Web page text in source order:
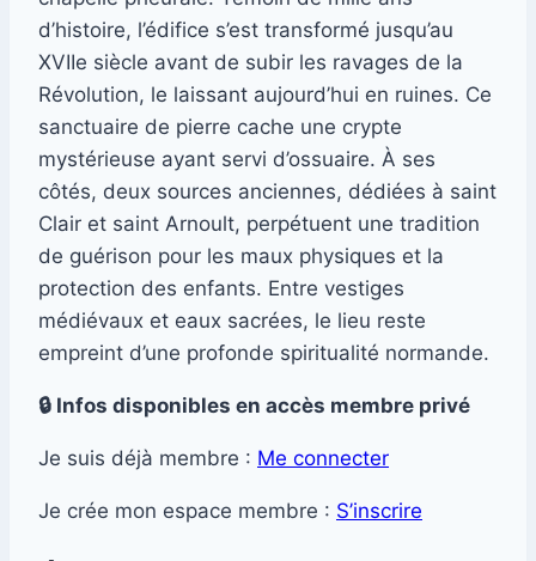
d’histoire, l’édifice s’est transformé jusqu’au
XVIIe siècle avant de subir les ravages de la
Révolution, le laissant aujourd’hui en ruines. Ce
sanctuaire de pierre cache une crypte
mystérieuse ayant servi d’ossuaire. À ses
côtés, deux sources anciennes, dédiées à saint
Clair et saint Arnoult, perpétuent une tradition
de guérison pour les maux physiques et la
protection des enfants. Entre vestiges
médiévaux et eaux sacrées, le lieu reste
empreint d’une profonde spiritualité normande.
🔒 Infos disponibles en accès membre privé
Je suis déjà membre : Me connecter
Je crée mon espace membre : S’inscrire